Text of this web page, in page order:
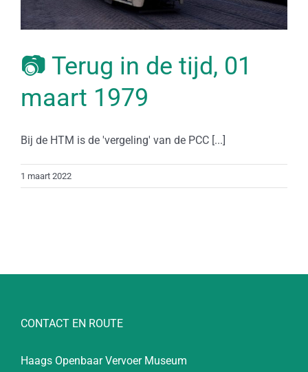
📷 Terug in de tijd, 01
maart 1979
Bij de HTM is de 'vergeling' van de PCC [...]
1 maart 2022
CONTACT EN ROUTE
Haags Openbaar Vervoer Museum